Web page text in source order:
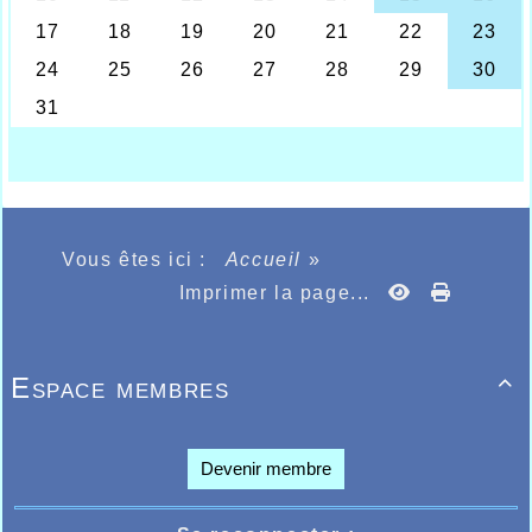
Deleu et Alexandre Madelgaire qui ont
composé l’équipe et motivé les troupes.
Côté résultats, il fallait remarquer la belle
course d’Agathe Delahoutre sur 800m en
2.15.36, les 8.43.70 sur 3000m de Thomas
Deleu, le très beau 2000m marche de Léa
Kozak , 8.59.40 pour Ahmed Abousitre sur
3000m, record personnel, 27.29 Leelou
Sinaeve-Bouche sur 200m, record
Dhalluin sur le 400m, 27.70 sur 200m pour la
tous ces athlètes ayant totalisé plus de 700
points avec leurs performances.
Au même moment se déroulaient les
Vous êtes ici : Accueil »
Imprimer la page...

Espace membres
Devenir membre